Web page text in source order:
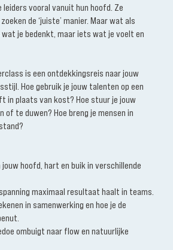
vooral vanuit hun hoofd. Ze
de ‘juiste’ manier. Maar wat als
je bedenkt, maar iets wat je voelt en
is een ontdekkingsreis naar jouw
Hoe gebruik je jouw talenten op een
in plaats van kost? Hoe stuur je jouw
te duwen? Hoe breng je mensen in
hoofd, hart en buik in verschillende
maximaal resultaat haalt in teams.
in samenwerking en hoe je de
ombuigt naar flow en natuurlijke